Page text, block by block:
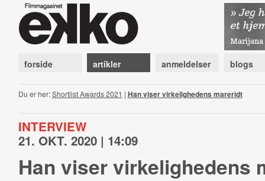
forside artikler anmeldelser blogs
Du er her:Shortlist Awards 2021 | Han viser virkelighedens mareridt
INTERVIEW
21. OKT. 2020 | 14:09
Han viser virkelighedens